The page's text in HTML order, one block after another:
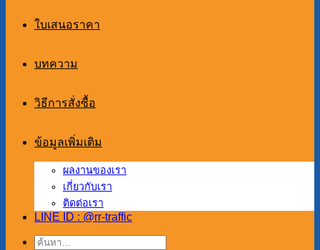
ใบเสนอราคา
บทความ
วิธีการสั่งซื้อ
ข้อมูลเพิ่มเติม
ผลงานของเรา
เกี่ยวกับเรา
ติดต่อเรา
LINE ID : @rr-traffic
ค้นหา: